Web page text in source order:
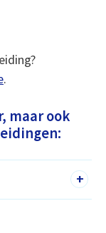
.
maar ook
+